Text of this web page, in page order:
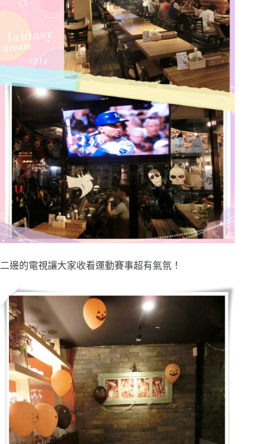
二邊的電視讓大家收看運動賽事超有氣氛！